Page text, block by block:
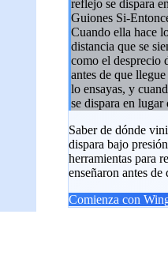
reflejo se dispara
Guiones Si-
Cuando ella hace
distancia que se
como el desprecio
antes de que
lo ensayas, y
se dispara en lugar
Saber de dónde
dispara bajo
herramientas para
enseñaron antes
Comienza con